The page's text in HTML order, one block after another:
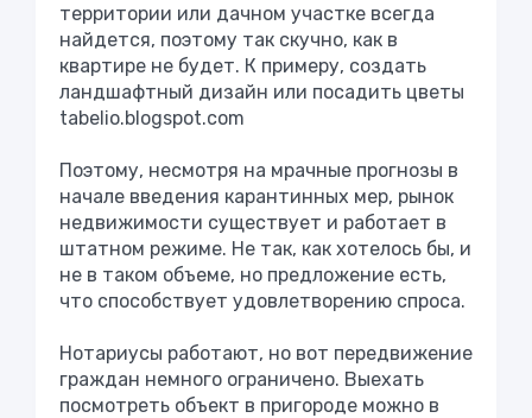
территории или дачном участке всегда
найдется, поэтому так скучно, как в
квартире не будет. К примеру, создать
ландшафтный дизайн или посадить цветы
tabelio.blogspot.com
Поэтому, несмотря на мрачные прогнозы в
начале введения карантинных мер, рынок
недвижимости существует и работает в
штатном режиме. Не так, как хотелось бы, и
не в таком объеме, но предложение есть,
что способствует удовлетворению спроса.
Нотариусы работают, но вот передвижение
граждан немного ограничено. Выехать
посмотреть объект в пригороде можно в